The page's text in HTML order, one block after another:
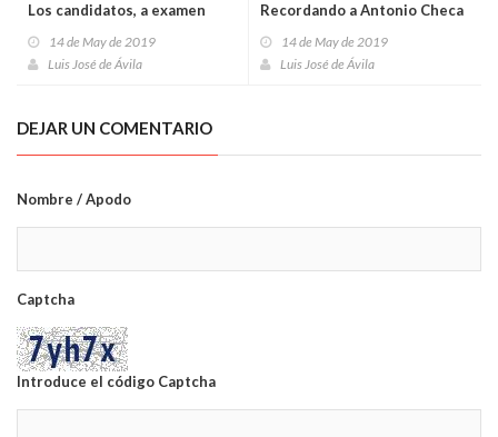
Los candidatos, a examen
14 de May de 2019
Luis José de Ávila
Recordando a Antonio Checa
14 de May de 2019
Luis José de Ávila
DEJAR UN COMENTARIO
Nombre / Apodo
Captcha
Introduce el código Captcha